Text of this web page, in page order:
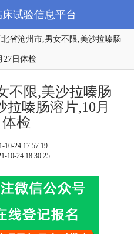
试验信息平台
省沧州市,男女不限,美沙拉嗪肠
27日体检
不限,美沙拉嗪肠
嗪肠溶片,10月
检
10-24 17:57:19
10-24 18:30:25